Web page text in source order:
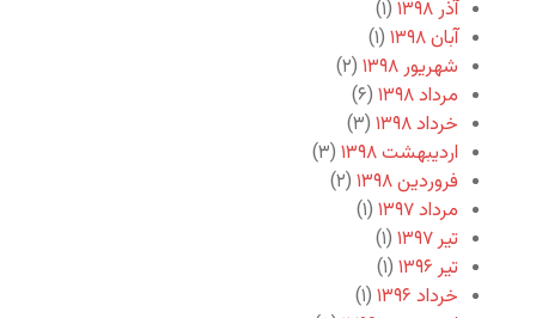
آذر ۱۳۹۸
(۱)
آبان ۱۳۹۸
(۱)
شهریور ۱۳۹۸
(۲)
مرداد ۱۳۹۸
(۶)
خرداد ۱۳۹۸
(۳)
اردیبهشت ۱۳۹۸
(۳)
فروردین ۱۳۹۸
(۲)
مرداد ۱۳۹۷
(۱)
تیر ۱۳۹۷
(۱)
تیر ۱۳۹۶
(۱)
خرداد ۱۳۹۶
(۱)